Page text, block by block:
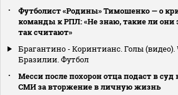
Футболист «Родины» Тимошенко — о
команды к РПЛ: «Не знаю, такие ли они
так считают»
Брагантино - Коринтианс. Голы
Бразилии. Футбол
Месси после похорон отца подаст в суд
СМИ за вторжение в личную жизнь